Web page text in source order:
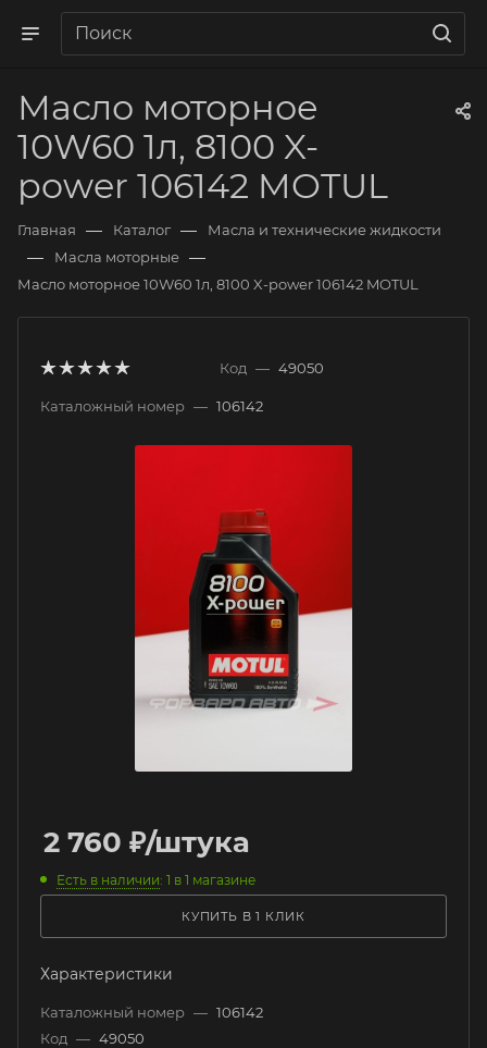
Масло моторное
10W60 1л, 8100 X-
power 106142 MOTUL
Главная — Каталог — Масла и технические жидкости
— Масла моторные —
Масло моторное 10W60 1л, 8100 X-power 106142 MOTUL
Код — 49050
Каталожный номер — 106142
2 760 ₽/штука
Есть в наличии: 1 в 1 магазине
КУПИТЬ В 1 КЛИК
Характеристики
Каталожный номер — 106142
Код — 49050